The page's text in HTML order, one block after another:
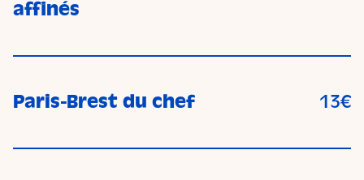
affinés
Paris-Brest du chef 13€